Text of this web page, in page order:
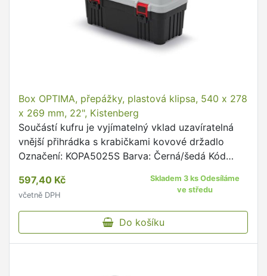
Box OPTIMA, přepážky, plastová klipsa, 540 x 278
x 269 mm, 22", Kistenberg
Součástí kufru je vyjímatelný vklad uzavíratelná
vnější přihrádka s krabičkami kovové držadlo
Označení: KOPA5025S Barva: Černá/šedá Kód
23,8 cm Hmotnost: …
597,40 Kč
včetně DPH
Skladem 3 ks Odesíláme
ve středu
Do košíku